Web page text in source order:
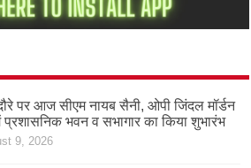
पर आज सीएम नायब सैनी, ओपी जिंदल मॉर्डन
भवन व सभागार का किया शुभारंभ
9, 2026